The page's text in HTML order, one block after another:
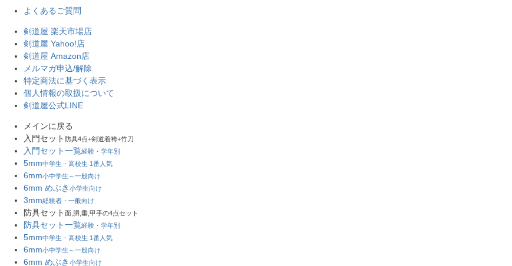
よくあるご質問
剣道屋 楽天市場店
剣道屋 Yahoo!店
剣道屋 Amazon店
メルマガ申込/解除
特定商法に基づく表示
個人情報の取扱について
剣道屋公式LINE
メインに戻る
入門セット 防具4点+剣道着袴+竹刀
入門セット一覧経験・学年別
5mm中学生・高校生 1番人気
6mm小中学生～一般向け
6mm めぶき 小学生向け
3mm経験者・一般向け
防具セット 面,胴,垂,甲手の4点セット
防具セット一覧経験・学年別
5mm中学生・高校生 1番人気
6mm小中学生～一般向け
6mm めぶき 小学生向け